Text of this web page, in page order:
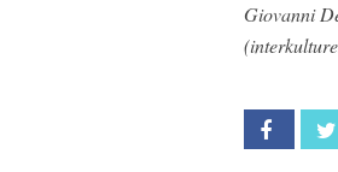
Giovanni